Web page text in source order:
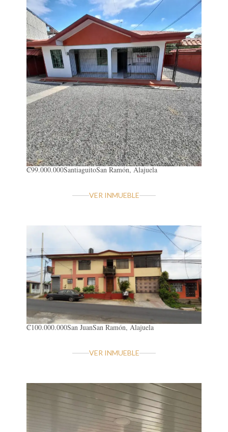
₡99.000.000SantiaguitoSan Ramón, Alajuela
VER INMUEBLE
₡100.000.000San JuanSan Ramón, Alajuela
VER INMUEBLE